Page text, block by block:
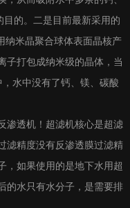
的。二是目前最新采用的
纳米晶聚合球体表面晶核产
子打包成纳米级的晶体，当
水中没有了钙、镁、碳酸
渗透机！超滤机核心是超滤
滤精度没有反渗透膜过滤精
，如果使用的是地下水用超
的水只有水分子，是需要排